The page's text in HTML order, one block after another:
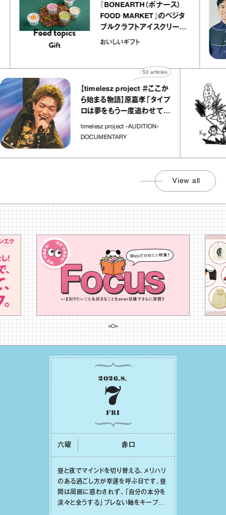
『BONEARTH（ボナース）
FOOD MARKET』のベジタ
ブルクラフトアイスクリーム
｜真野知子の「おいしいギフ
おいしいギフト
【timelesz project ＃ここか
ら始まる物語】原嘉孝「タイプ
ロは夢をもう一度追わせてく
れた場所」
timelesz project -AUDITION-
DOCUMENTARY
articles
View all
2026.8.
7
FRI
六曜 ⾚⼝
昼と夜でマインドを切り替える、メリハリ
のある過ごし⽅が幸運を呼ぶ⽇です。昼
間は周囲に惑わされず、「⾃分の本分を
淡々と全うする」ブレない軸をキープし